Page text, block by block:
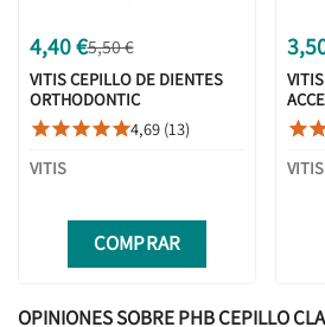
4,40 €5,50 €
VITIS CEPILLO DE DIENTES
ORTHODONTIC
4,69 (13)
VITIS
COMPRAR

VITIS
OPINIONES SOBRE PHB CEPILLO